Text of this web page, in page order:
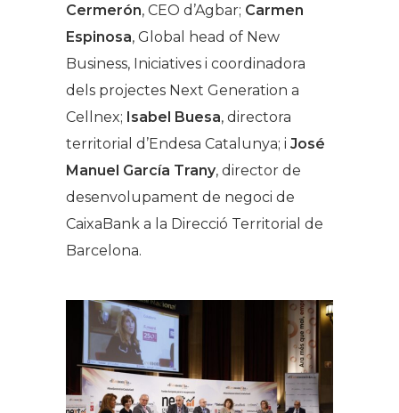
Cermerón, CEO d’Agbar; Carmen
Espinosa, Global head of New
Business, Iniciatives i coordinadora
dels projectes Next Generation a
Cellnex; Isabel Buesa, directora
territorial d’Endesa Catalunya; i José
Manuel García Trany, director de
desenvolupament de negoci de
CaixaBank a la Direcció Territorial de
Barcelona.